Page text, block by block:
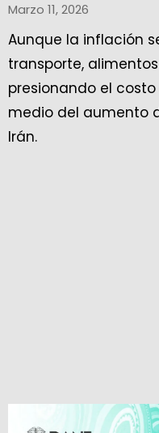
Marzo 11, 2026
Aunque la inflación
transporte,
presionando el
medio del aumento
Irán.